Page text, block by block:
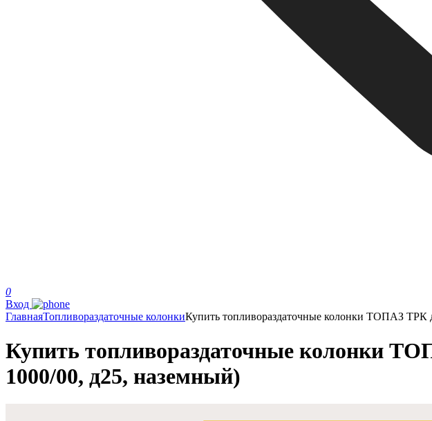
0
Вход
ГлавнаяТопливораздаточные колонкиКупить топливораздаточные колонки ТОПАЗ ТРК
Купить топливораздаточные колонки
1000/00, д25, наземный)